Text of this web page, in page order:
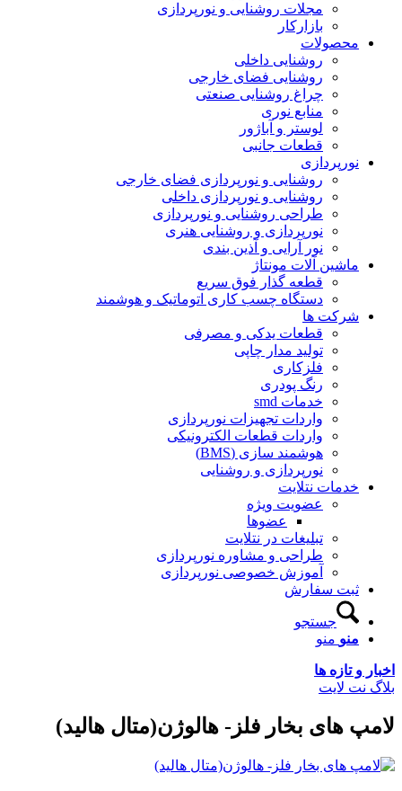
مجلات روشنایی و نورپردازی
بازارکار
محصولات
روشنایی داخلی
روشنایی فضای خارجی
چراغ روشنایی صنعتی
منابع نوری
لوستر و آباژور
قطعات جانبی
نورپردازی
روشنایی و نورپردازی فضای خارجی
روشنایی و نورپردازی داخلی
طراحی روشنایی و نورپردازی
نورپردازی و روشنایی هنری
نور آرایی و آذین بندی
ماشین آلات مونتاژ
قطعه گذار فوق سریع
دستگاه چسب کاری اتوماتیک و هوشمند
شرکت ها
قطعات یدکی و مصرفی
تولید مدار چاپی
فلزکاری
رنگ پودری
خدمات smd
واردات تجهیزات نورپردازی
واردات قطعات الکترونیکی
هوشمند سازی (BMS)
نورپردازی و روشنایی
خدمات نتلایت
عضویت ویژه
عضوها
تبلیغات در نتلایت
طراحی و مشاوره نورپردازی
آموزش خصوصی نورپردازی
ثبت سفارش
جستجو
منو منو
اخبار و تازه ها
بلاگ نت لایت
لامپ های بخار فلز- هالوژن(متال هالید)